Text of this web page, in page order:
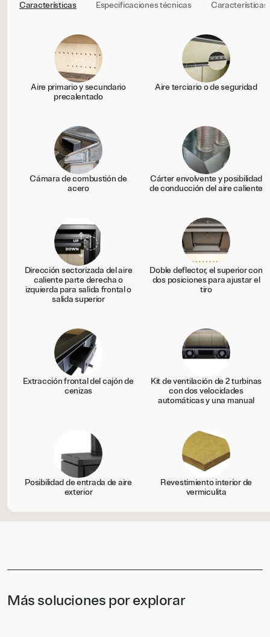
Características Especificaciones técnicas Características
Aire primario y secundario
precalentado
Aire terciario o de seguridad
Cámara de combustión de
acero
Cárter envolvente y posibilidad
de conducción del aire caliente
Dirección sectorizada del aire
caliente parte derecha o
izquierda para salida frontal o
salida superior
Doble deflector, el superior con
dos posiciones para ajustar el
tiro
Extracción frontal del cajón de
cenizas
Kit de ventilación de 2 turbinas
con dos velocidades
automáticas y una manual
Posibilidad de entrada de aire
exterior
Revestimiento interior de
vermiculita
Más soluciones por explorar